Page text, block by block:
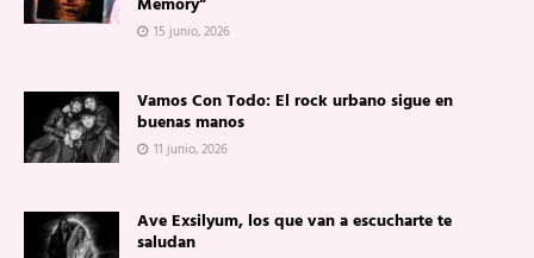
15 junio, 2026
Vamos Con Todo: El rock urbano sigue en
buenas manos
11 junio, 2026
Ave Exsilyum, los que van a escucharte te
saludan